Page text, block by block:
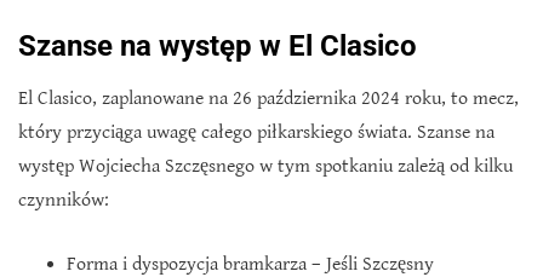
Szanse na występ w El Clasico
El Clasico, zaplanowane na 26 października 2024 roku, to mecz,
który przyciąga uwagę całego piłkarskiego świata. Szanse na
występ Wojciecha Szczęsnego w tym spotkaniu zależą od kilku
czynników:
Forma i dyspozycja bramkarza – Jeśli Szczęsny